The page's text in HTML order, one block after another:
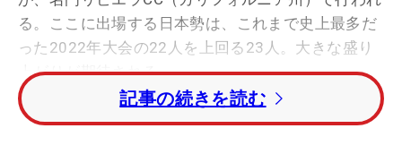
る。ここに出場する日本勢は、これまで史上最多だ
った2022年大会の22人を上回る23人。大きな盛り
上がりが期待される。
ニュージャージー州で“前哨戦”を戦った日本勢で
記事の続きを読む